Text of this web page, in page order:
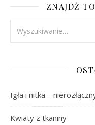
ZNAJDŹ
Igła i nitka –
Kwiaty z tkaniny